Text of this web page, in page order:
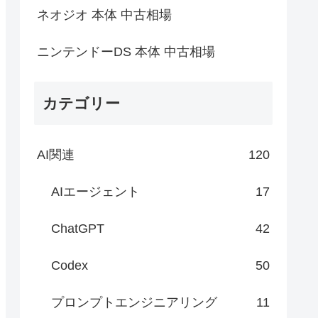
ネオジオ 本体 中古相場
ニンテンドーDS 本体 中古相場
カテゴリー
AI関連 120
AIエージェント 17
ChatGPT 42
Codex 50
プロンプトエンジニアリング 11